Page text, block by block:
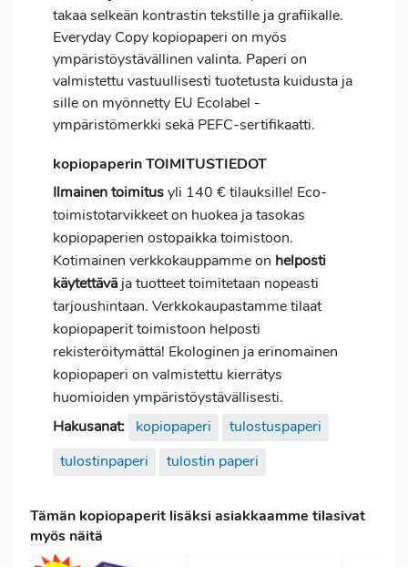
takaa selkeän kontrastin tekstille ja grafiikalle.
Everyday Copy kopiopaperi on myös
ympäristöystävällinen valinta. Paperi on
valmistettu vastuullisesti tuotetusta kuidusta ja
sille on myönnetty EU Ecolabel -
ympäristömerkki sekä PEFC-sertifikaatti.
kopiopaperin TOIMITUSTIEDOT
Ilmainen toimitusyli 140 € tilauksille! Eco-
toimistotarvikkeet on huokea ja tasokas
kopiopaperien ostopaikka toimistoon.
Kotimainen verkkokauppamme on helposti
käytettävä ja tuotteet toimitetaan nopeasti
tarjoushintaan. Verkkokaupastamme tilaat
kopiopaperit toimistoon helposti
rekisteröitymättä! Ekologinen ja erinomainen
kopiopaperi on valmistettu kierrätys
huomioiden ympäristöystävällisesti.
Hakusanat: kopiopaperi
tulostuspaperi
tulostinpaperi
tulostin paperi
Tämän kopiopaperit lisäksi asiakkaamme tilasivat
myös näitä